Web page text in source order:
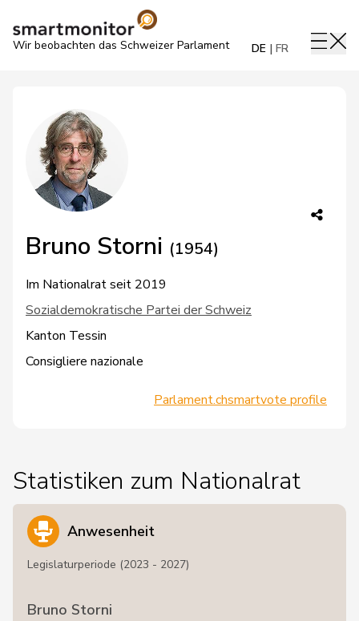
Wir beobachten das Schweizer Parlament DE FR
Bruno Storni (1954)
Im Nationalrat seit 2019
Sozialdemokratische Partei der Schweiz
Kanton Tessin
Consigliere nazionale
Parlament.chsmartvote profile
Statistiken zum Nationalrat
Anwesenheit
Legislaturperiode (2023 - 2027)
Bruno Storni